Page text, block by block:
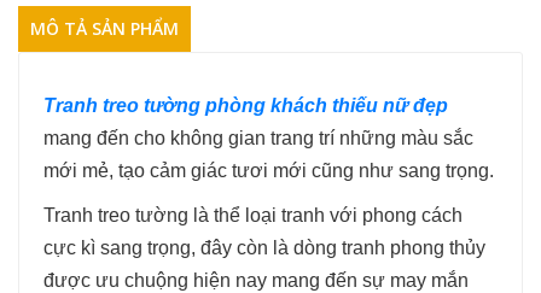
MÔ TẢ SẢN PHẨM
Tranh treo tường phòng khách thiếu nữ đẹp
mang đến cho không gian trang trí những màu sắc
mới mẻ, tạo cảm giác tươi mới cũng như sang trọng.
Tranh treo tường là thể loại tranh với phong cách
cực kì sang trọng, đây còn là dòng tranh phong thủy
được ưu chuộng hiện nay mang đến sự may mắn